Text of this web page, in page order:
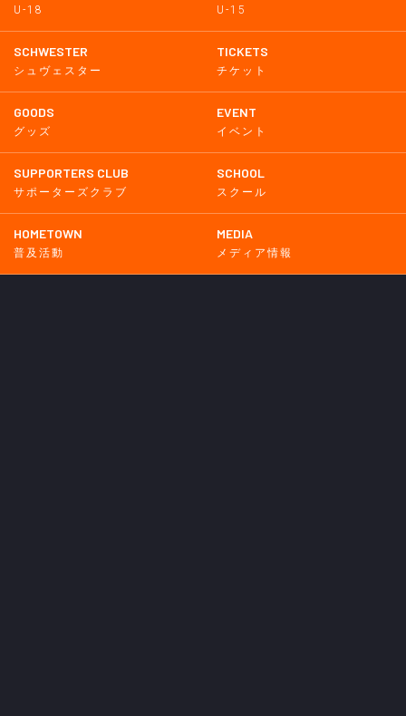
U-18 U-15
SCHWESTER
シュヴェスター
TICKETS
チケット
GOODS
グッズ
EVENT
イベント
SUPPORTERS CLUB
サポーターズクラブ
SCHOOL
スクール
HOMETOWN
普及活動
MEDIA
メディア情報